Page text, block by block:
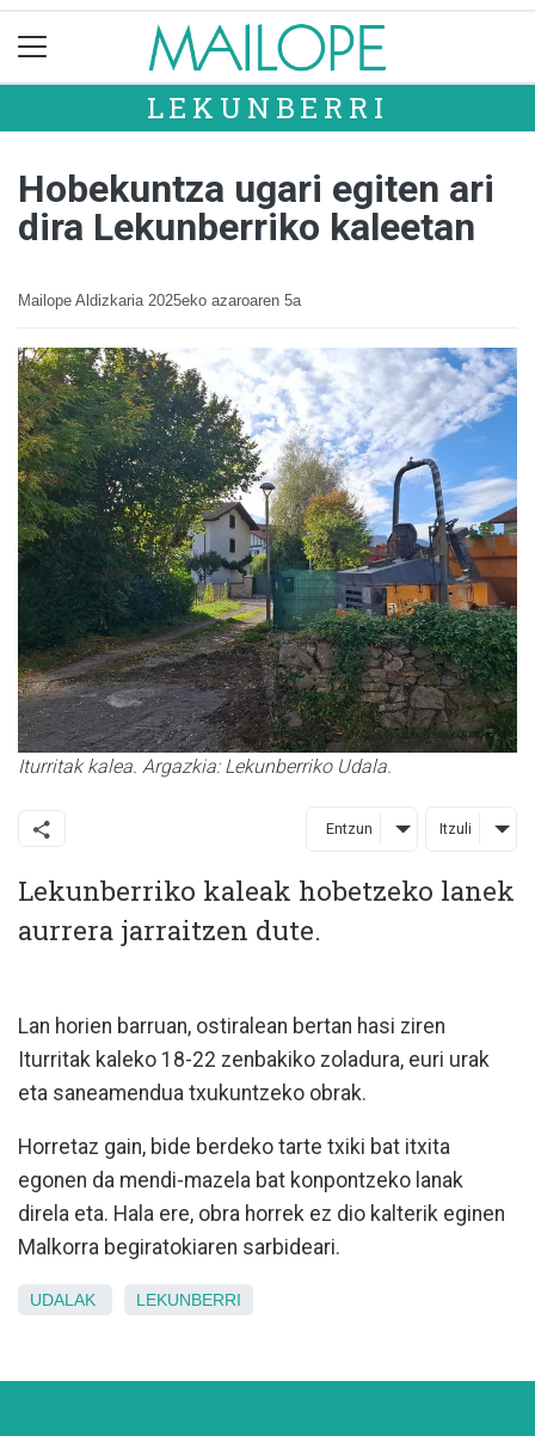
LEKUNBERRI
Hobekuntza ugari egiten ari
dira Lekunberriko kaleetan
Mailope Aldizkaria 2025eko azaroaren 5a
Iturritak kalea. Argazkia: Lekunberriko Udala.
Entzun Itzuli
Lekunberriko kaleak hobetzeko lanek
aurrera jarraitzen dute.
Lan horien barruan, ostiralean bertan hasi ziren
Iturritak kaleko 18-22 zenbakiko zoladura, euri urak
eta saneamendua txukuntzeko obrak.
Horretaz gain, bide berdeko tarte txiki bat itxita
egonen da mendi-mazela bat konpontzeko lanak
direla eta. Hala ere, obra horrek ez dio kalterik eginen
Malkorra begiratokiaren sarbideari.
UDALAK LEKUNBERRI